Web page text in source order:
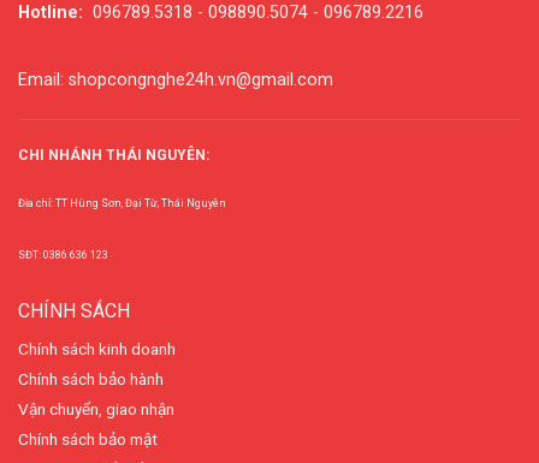
Hotline: 096789.5318 - 098890.5074 - 096789.2216
Email: shopcongnghe24h.vn@gmail.com
CHI NHÁNH THÁI NGUYÊN:
Địa chỉ: TT Hùng Sơn, Đại Từ, Thái Nguyên
SĐT: 0386 636 123
CHÍNH SÁCH
Chính sách kinh doanh
Chính sách bảo hành
Vận chuyển, giao nhận
Chính sách bảo mật